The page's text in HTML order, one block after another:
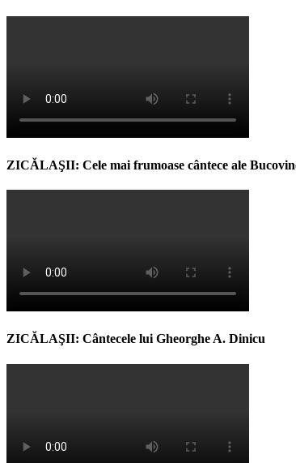
ZICĂLAŞII: Cele mai frumoase cântece ale
ZICĂLAŞII: Cântecele lui Gheorghe A. Dinicu